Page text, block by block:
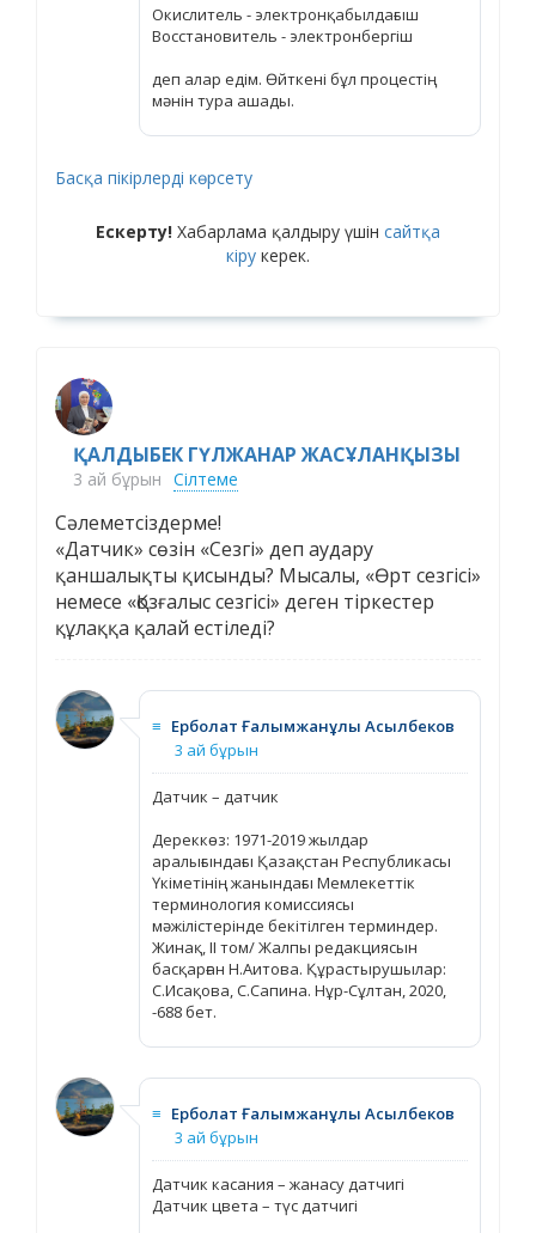
Окислитель - электронқабылдағыш
Восстановитель - электронбергіш
деп алар едім. Өйткені бұл процестің
мәнін тура ашады.
Басқа пікірлерді көрсету
Ескерту! Хабарлама қалдыру үшін сайтқа
кіру керек.
ҚАЛДЫБЕК ГҮЛЖАНАР ЖАСҰЛАНҚЫЗЫ
3 ай бұрын Сілтеме
Сәлеметсіздерме!
«Датчик» сөзін «Сезгі» деп аудару
қаншалықты қисынды? Мысалы, «Өрт сезгісі»
немесе «Қозғалыс сезгісі» деген тіркестер
құлаққа қалай естіледі?
≡ Ерболат Ғалымжанұлы Асылбеков
3 ай бұрын
Датчик – датчик
Дереккөз: 1971-2019 жылдар
аралығындағы Қазақстан Республикасы
Үкіметінің жанындағы Мемлекеттік
терминология комиссиясы
мәжілістерінде бекітілген терминдер.
Жинақ, ІІ том/ Жалпы редакциясын
басқарған Н.Аитова. Құрастырушылар:
С.Исақова, С.Сапина. Нұр-Сұлтан, 2020,
-688 бет.
≡ Ерболат Ғалымжанұлы Асылбеков
3 ай бұрын
Датчик касания – жанасу датчигі
Датчик цвета – түс датчигі